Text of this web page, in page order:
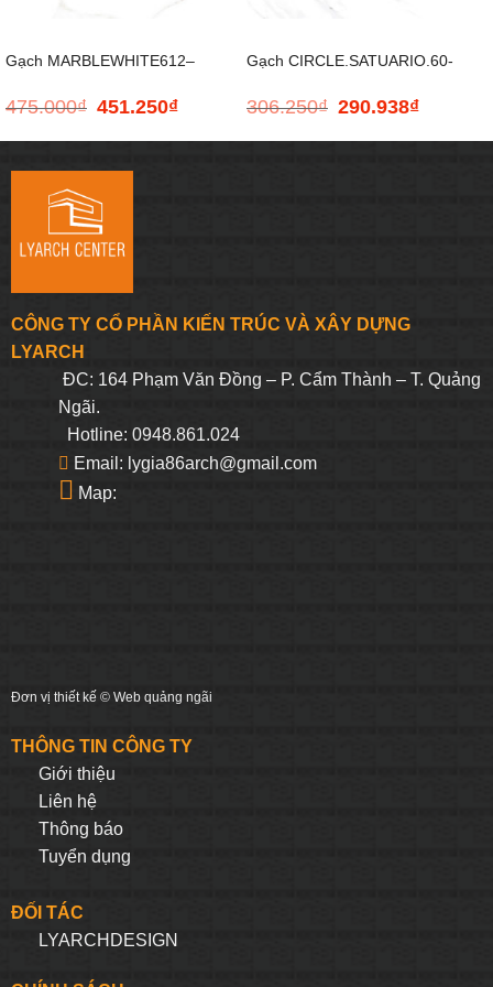
Gạch MARBLEWHITE612–
475.000₫ Giá
475.000₫.
451.250₫Giá
Gạch CIRCLE.SATUARIO.60-
306.250₫ Giá
290.938₫Giá
CÔNG TY CỔ PHẦN KIẾN TRÚC VÀ XÂY DỰNG
LYARCH
ĐC: 164 Phạm Văn Đồng – P. Cẩm Thành – T. Quảng
Ngãi.
Hotline: 0948.861.024
Email: lygia86arch@gmail.com
Map:
Đơn vị thiết kế © Web quảng ngãi
THÔNG TIN CÔNG TY
Giới thiệu
Liên hệ
Thông báo
Tuyển dụng
ĐỐI TÁC
LYARCHDESIGN